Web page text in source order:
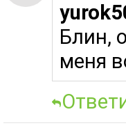
Блин,
меня